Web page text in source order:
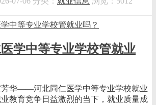
学中等专业学校管就业
芳华——河北同仁医学中等专业学校就业
教育竞争日益激烈的当下，就业质量成